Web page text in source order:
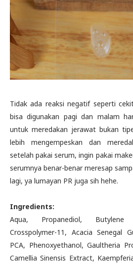
Tidak ada reaksi negatif seperti
bisa digunakan pagi dan malam
untuk meredakan jerawat bukan
lebih mengempeskan dan
setelah pakai serum, ingin pakai
serumnya benar-benar meresap
lagi, ya lumayan PR juga sih hehe.
Ingredients:
Aqua, Propanediol, Butylene
Crosspolymer-11, Acacia Senegal
PCA, Phenoxyethanol, Gaultheria
Camellia Sinensis Extract,